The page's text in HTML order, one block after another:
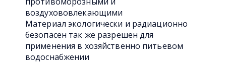
воздухововлекающими
Материал экологически и радиационно
безопасен так же разрешен для
применения в хозяйственно питьевом
водоснабжении